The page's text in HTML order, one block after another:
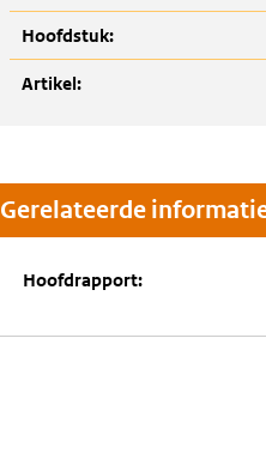
Hoofdstuk:
Artikel:
Gerelateerde
Hoofdrapport: